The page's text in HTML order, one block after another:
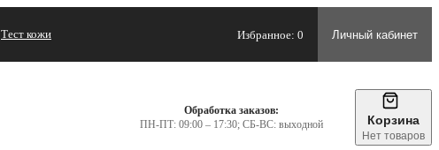
Тест кожи Избранное: 0 Личный кабинет
Обработка заказов:
ПН-ПТ: 09:00 – 17:30; СБ-ВС: выходной
Корзина
Нет товаров